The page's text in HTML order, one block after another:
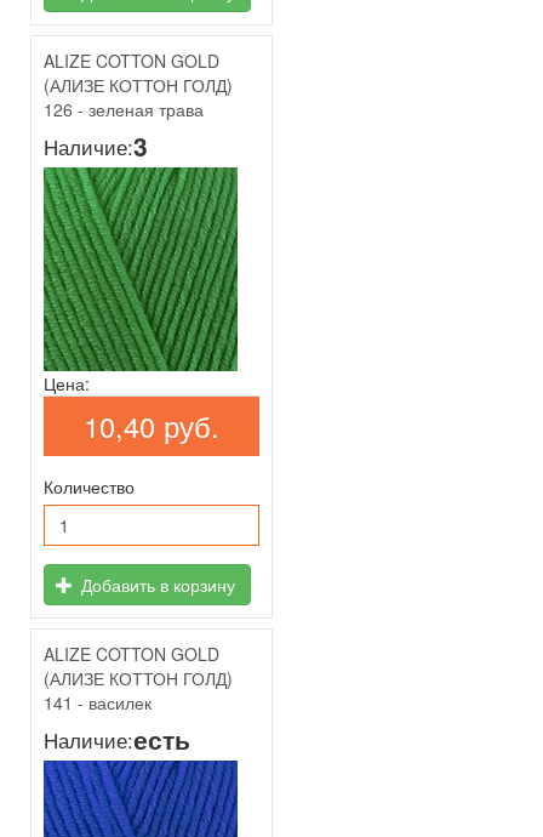
ALIZE COTTON GOLD
(АЛИЗЕ КОТТОН ГОЛД)
126 - зеленая трава
Наличие:3
Цена:
10,40 руб.
Количество
Добавить в корзину
ALIZE COTTON GOLD
(АЛИЗЕ КОТТОН ГОЛД)
141 - василек
Наличие:есть